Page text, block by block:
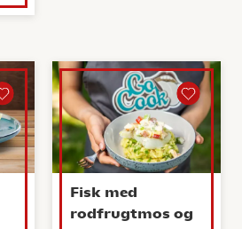
Fisk med
rodfrugtmos og